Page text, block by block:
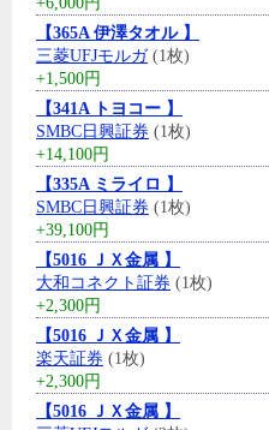
【365A 伊澤タオル 】
三菱UFJモルガ(1枚)
+1,500円
【341A トヨコー 】
SMBC日興証券 (1枚)
+14,100円
【335A ミライロ 】
SMBC日興証券 (1枚)
+39,100円
【5016 ＪＸ金属 】
大和コネクト証券 (1枚)
+2,300円
【5016 ＪＸ金属 】
楽天証券 (1枚)
+2,300円
【5016 ＪＸ金属 】